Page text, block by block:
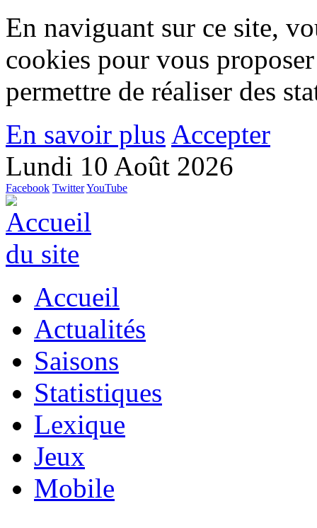
En naviguant sur ce site,
cookies pour vous
permettre de réaliser des
En savoir plus Accepter
Lundi 10 Août 2026
Facebook TwitterYouTube
Accueil
Actualités
Saisons
Statistiques
Lexique
Jeux
Mobile